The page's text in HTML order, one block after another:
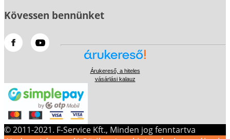
Kövessen bennünket
Árukereső, a hiteles
vásárlási kalauz
© 2011-2021. F-Service Kft., Minden jog fenntartva